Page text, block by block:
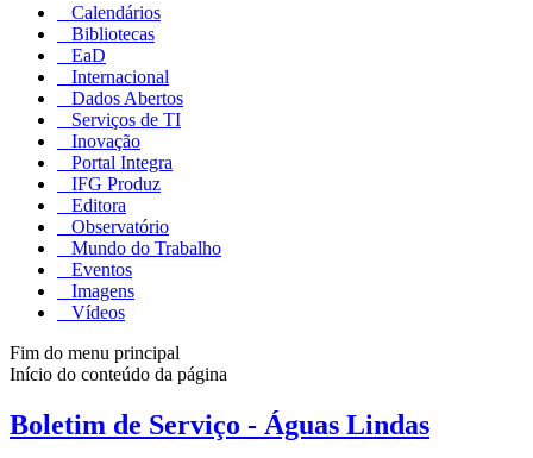
Calendários
Bibliotecas
EaD
Internacional
Dados Abertos
Serviços de TI
Inovação
Portal Integra
IFG Produz
Editora
Observatório
Mundo do Trabalho
Eventos
Imagens
Vídeos
Fim do menu principal
Início do conteúdo da página
Boletim de Serviço - Águas Lindas